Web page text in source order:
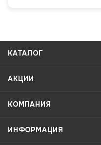
КАТАЛОГ
АКЦИИ
КОМПАНИЯ
ИНФОРМАЦИЯ